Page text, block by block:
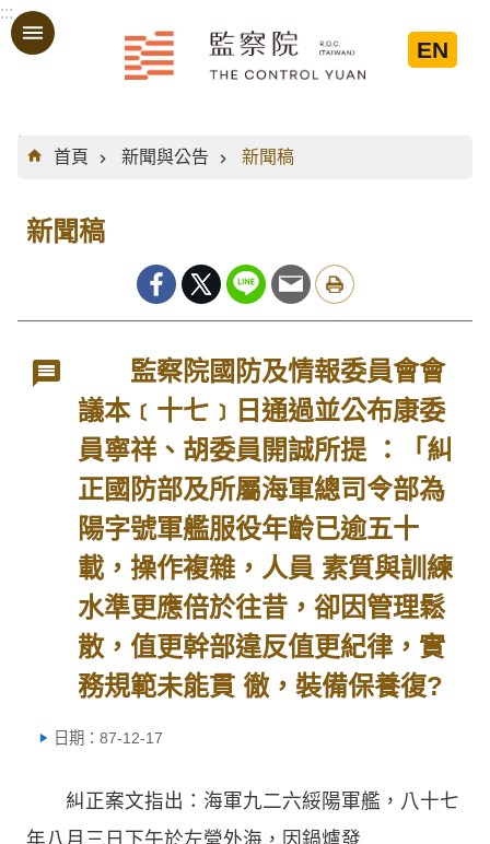
跳到主要內容區塊
:::
EN
:::
首頁
新聞與公告 新聞稿
新聞稿
監察院國防及情報委員會會
議本﹝十七﹞日通過並公布康委
員寧祥、胡委員開誠所提 ：「糾
正國防部及所屬海軍總司令部為
陽字號軍艦服役年齡已逾五十
載，操作複雜，人員 素質與訓練
水準更應倍於往昔，卻因管理鬆
散，值更幹部違反值更紀律，實
務規範未能貫 徹，裝備保養復?
日期：87-12-17
糾正案文指出：海軍九二六綏陽軍艦，八十七
年八月三日下午於左營外海，因鍋爐發